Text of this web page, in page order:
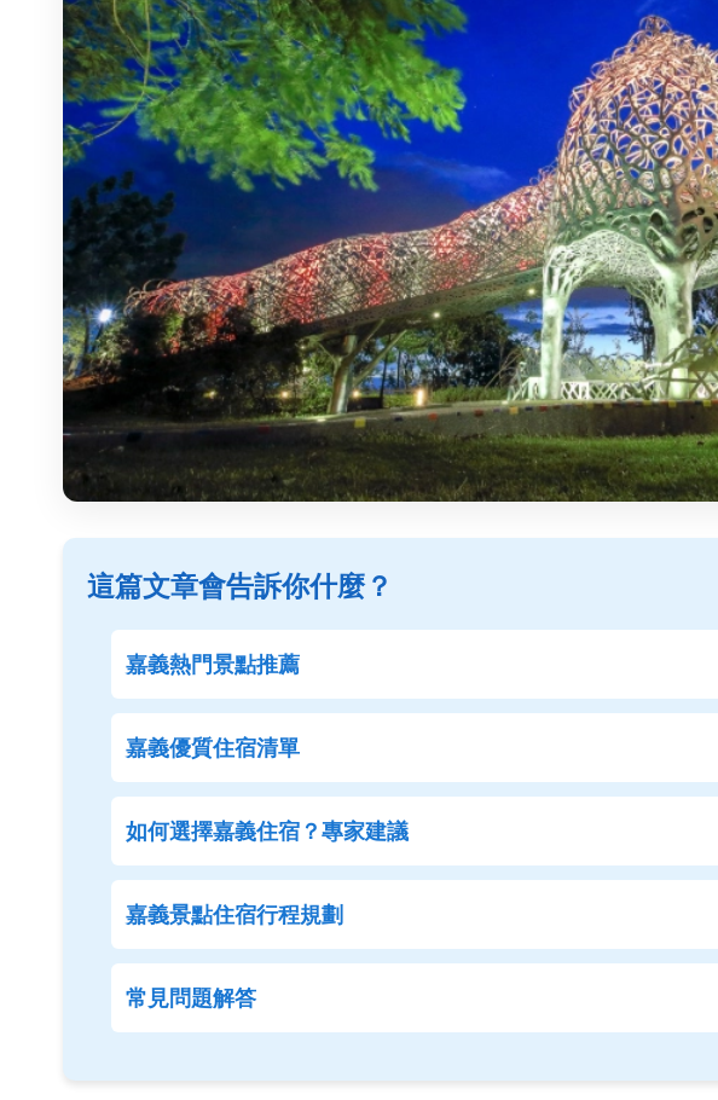
這篇文章會告訴你什麼？
嘉義熱門景點推薦
嘉義優質住宿清單
如何選擇嘉義住宿？專家建議
嘉義景點住宿行程規劃
常見問題解答